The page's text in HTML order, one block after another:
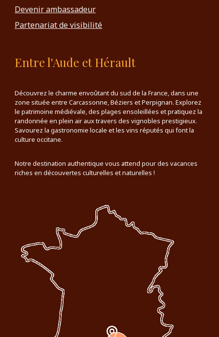
Devenir ambassadeur
Partenariat de visibilité
Entre l'Aude et Hérault
Découvrez le charme envoûtant du sud de la France, dans une
zone située entre Carcassonne, Béziers et Perpignan. Explorez
le patrimoine médiévale, des plages ensoleillées et pratiquez la
randonnée en plein air aux travers des vignobles prestigieux.
Savourez la gastronomie locale et les vins réputés qui font la
culture occitane.
Notre destination authentique vous attend pour des vacances
riches en découvertes culturelles et naturelles !